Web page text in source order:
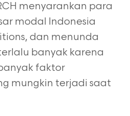
menyarankan para
modal Indonesia
dan menunda
banyak karena
faktor
mungkin terjadi saat